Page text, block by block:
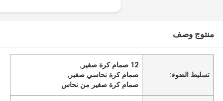
منتوج وصف
تسليط الضوء:
12 صمام كرة صغير
,
صمام كرة نحاسي صغير ,
صمام كرة صغير من نحاس